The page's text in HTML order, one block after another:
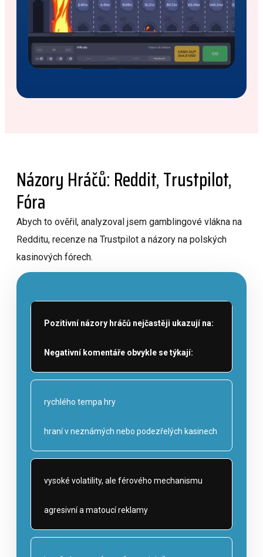
Názory Hráčů: Reddit, Trustpilot,
Fóra
Abych to ověřil, analyzoval jsem gamblingové vlákna na
Redditu, recenze na Trustpilot a názory na polských
kasinových fórech.
Pozitivní názory hráčů nejčastěji ukazují na:
Negativní komentáře obvykle se týkají:
rychlého tempa hry
hraní v neznámých nebo podezřelých kasinech
vysoké volatility, ale férového mechanismu
agresivní a matoucí reklamy